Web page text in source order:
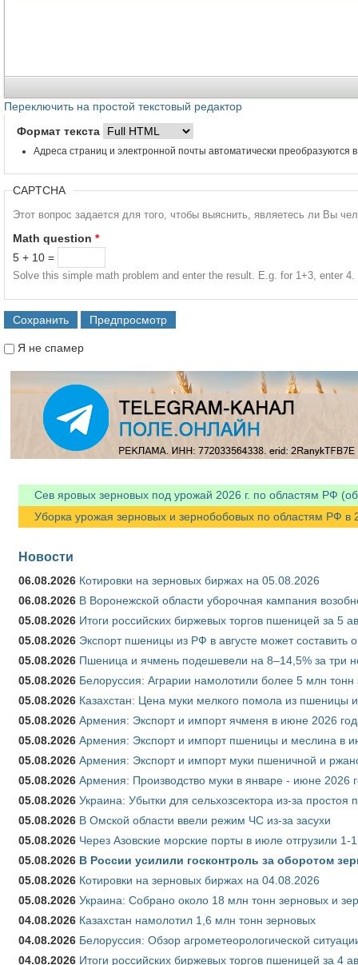
Переключить на простой текстовый редактор
Формат текста
Адреса страниц и электронной почты автоматически преобразуются
CAPTCHA
Этот вопрос задается для того, чтобы выяснить, являетесь ли Вы
Math question *
5 + 10 =
Solve this simple math problem and enter the result. E.g. for 1+3, enter 4.
Я не спамер
Сев яровых зерновых под урожай 2026 г. по областям РФ
Уборка урожая зерновых и зернобобовых по областям РФ в
Новости
06.08.2026 Котировки на зерновых биржах на 05.08.2026
06.08.2026 В Воронежской области уборочная кампания
05.08.2026 Итоги российских биржевых торгов пшеницей за 5
05.08.2026 Экспорт пшеницы из РФ в августе может составить
05.08.2026 Пшеница и ячмень подешевели на 8–14,5% за три
05.08.2026 Белоруссия: Аграрии намолотили более 5 млн тонн
05.08.2026 Казахстан: Цена муки мелкого помола из пшеницы
05.08.2026 Армения: Экспорт и импорт ячменя в июне 2026
05.08.2026 Армения: Экспорт и импорт пшеницы и меслина в
05.08.2026 Армения: Экспорт и импорт муки пшеничной и
05.08.2026 Армения: Производство муки в январе - июне 2026
05.08.2026 Украина: Убытки для сельхозсектора из-за простоя
05.08.2026 В Омской области ввели режим ЧС из-за засухи
05.08.2026 Через Азовские морские порты в июле отгрузили
05.08.2026 В России усилили госконтроль за оборотом
05.08.2026 Котировки на зерновых биржах на 04.08.2026
05.08.2026 Украина: Собрано около 18 млн тонн зерновых и
04.08.2026 Казахстан намолотил 1,6 млн тонн зерновых
04.08.2026 Белоруссия: Обзор агрометеорологической
04.08.2026 Итоги российских биржевых торгов пшеницей за 4